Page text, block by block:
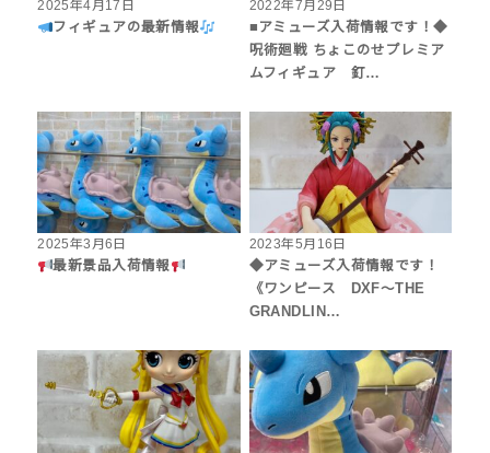
2025年4月17日
フィギュアの最新情報
2022年7月29日
■アミューズ入荷情報です！◆
呪術廻戦 ちょこのせプレミア
ムフィギュア 釘…
2025年3月6日
最新景品入荷情報
2023年5月16日
◆アミューズ入荷情報です！
《ワンピース DXF～THE
GRANDLIN…